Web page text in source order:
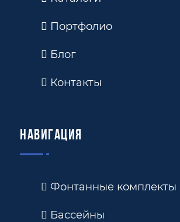
Портфолио
Блог
Контакты
Навигация
Фонтанные комплекты
Бассейны